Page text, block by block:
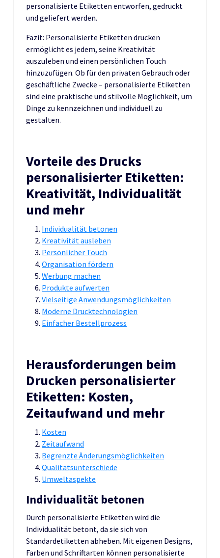
personalisierte Etiketten entworfen, gedruckt
und geliefert werden.
Fazit: Personalisierte Etiketten drucken
ermöglicht es jedem, seine Kreativität
auszuleben und einen persönlichen Touch
hinzuzufügen. Ob für den privaten Gebrauch oder
geschäftliche Zwecke – personalisierte Etiketten
sind eine praktische und stilvolle Möglichkeit, um
Dinge zu kennzeichnen und individuell zu
gestalten.
Vorteile des Drucks
personalisierter Etiketten:
Kreativität, Individualität
und mehr
Individualität betonen
Kreativität ausleben
Persönlicher Touch
Organisation fördern
Werbung machen
Produkte aufwerten
Vielseitige Anwendungsmöglichkeiten
Moderne Drucktechnologien
Einfacher Bestellprozess
Herausforderungen beim
Drucken personalisierter
Etiketten: Kosten,
Zeitaufwand und mehr
Kosten
Zeitaufwand
Begrenzte Änderungsmöglichkeiten
Qualitätsunterschiede
Umweltaspekte
Individualität betonen
Durch personalisierte Etiketten wird die
Individualität betont, da sie sich von
Standardetiketten abheben. Mit eigenen Designs,
Farben und Schriftarten können personalisierte